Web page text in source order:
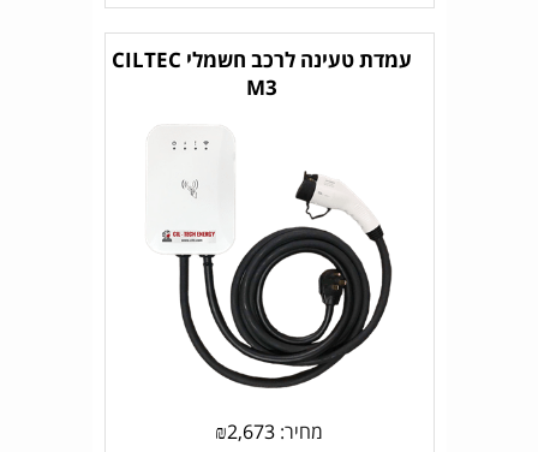
עמדת טעינה לרכב חשמלי CILTEC
M3
מחיר: ₪2,673